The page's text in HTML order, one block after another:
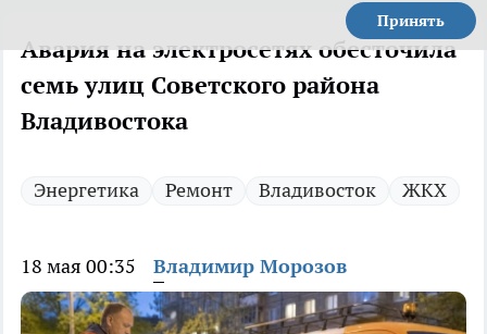
Принять
Авария на электросетях обесточила
семь улиц Советского района
Владивостока
Энергетика Ремонт Владивосток ЖКХ
18 мая 00:35 Владимир Морозов